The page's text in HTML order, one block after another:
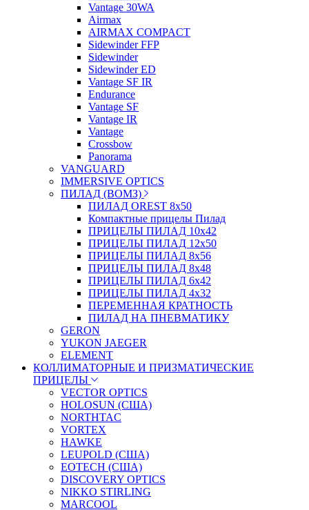
Vantage 30WA
Airmax
AIRMAX COMPACT
Sidewinder FFP
Sidewinder
Sidewinder ED
Vantage SF IR
Endurance
Vantage SF
Vantage IR
Vantage
Crossbow
Panorama
VANGUARD
IMMERSIVE OPTICS
ПИЛАД (ВОМЗ)
ПИЛАД OREST 8х50
Компактные прицелы Пилад
ПРИЦЕЛЫ ПИЛАД 10х42
ПРИЦЕЛЫ ПИЛАД 12х50
ПРИЦЕЛЫ ПИЛАД 8х56
ПРИЦЕЛЫ ПИЛАД 8х48
ПРИЦЕЛЫ ПИЛАД 6х42
ПРИЦЕЛЫ ПИЛАД 4х32
ПЕРЕМЕННАЯ КРАТНОСТЬ
ПИЛАД НА ПНЕВМАТИКУ
GERON
YUKON JAEGER
ELEMENT
КОЛЛИМАТОРНЫЕ И ПРИЗМАТИЧЕСКИЕ
ПРИЦЕЛЫ
VECTOR OPTICS
HOLOSUN (США)
NORTHTAC
VORTEX
HAWKE
LEUPOLD (США)
EOTECH (США)
DISCOVERY OPTICS
NIKKO STIRLING
MARCOOL